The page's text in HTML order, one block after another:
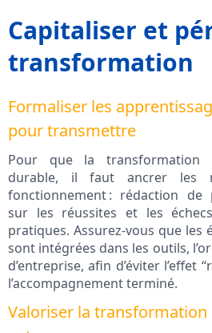
Capitaliser et
transformation
Formaliser les
pour transmettre
Pour que la transformation
durable, il faut ancrer les
fonctionnement : rédaction de
sur les réussites et les
pratiques. Assurez-vous que les
sont intégrées dans les outils,
d’entreprise, afin d’éviter l’effet
l’accompagnement terminé.
Valoriser la transformation